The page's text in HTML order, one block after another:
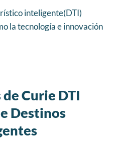
inteligente(DTI)
la tecnología e innovación
Curie DTI
Destinos